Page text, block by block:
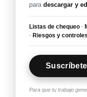
paradescargar y
Listas de chequeo ·
· Riesgos y
Para que tu trabajo